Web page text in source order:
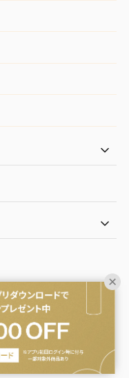
（タンプ）
Inc.